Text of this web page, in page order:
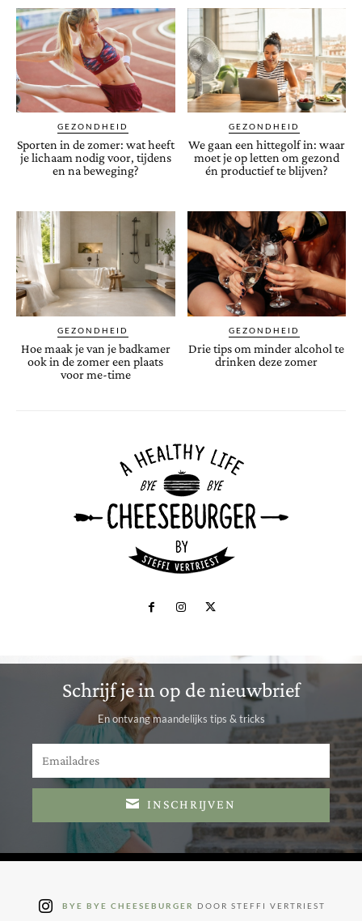
GEZONDHEID
Sporten in de zomer: wat heeft
je lichaam nodig voor, tijdens
en na beweging?
GEZONDHEID
We gaan een hittegolf in: waar
moet je op letten om gezond
én productief te blijven?
GEZONDHEID
Hoe maak je van je badkamer
ook in de zomer een plaats
voor me-time
GEZONDHEID
Drie tips om minder alcohol te
drinken deze zomer
Schrijf je in op de nieuwbrief
En ontvang maandelijks tips & tricks
INSCHRIJVEN
BYE BYE CHEESEBURGER DOOR STEFFI VERTRIEST